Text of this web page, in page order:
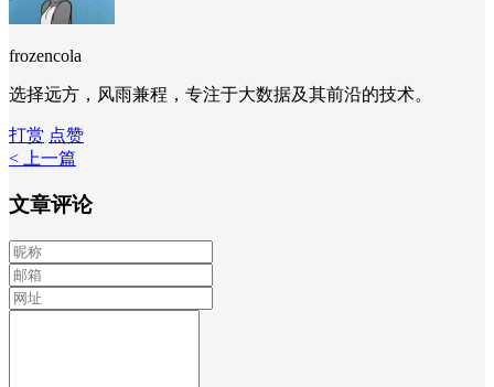
frozencola
选择远方，风雨兼程，专注于大数据及其前沿的技术。
打赏 点赞
< 上一篇
文章评论